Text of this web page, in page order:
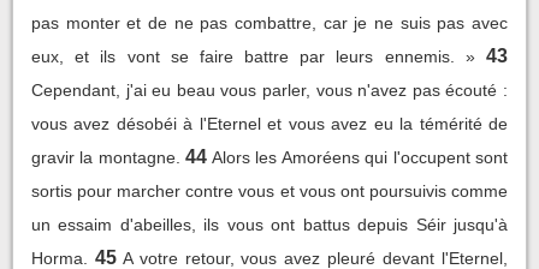
pas monter et de ne pas combattre, car je ne suis pas avec
eux, et ils vont se faire battre par leurs ennemis. » 43
Cependant, j'ai eu beau vous parler, vous n'avez pas écouté :
vous avez désobéi à l'Eternel et vous avez eu la témérité de
gravir la montagne. 44 Alors les Amoréens qui l'occupent sont
sortis pour marcher contre vous et vous ont poursuivis comme
un essaim d'abeilles, ils vous ont battus depuis Séir jusqu'à
Horma.
45 A votre retour, vous avez pleuré devant l'Eternel,